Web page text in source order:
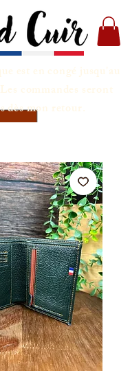
est en congé jusqu'au
commandes seront
dès mon retour.